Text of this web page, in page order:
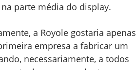
parte média do display.
a Royole gostaria apenas
empresa a fabricar um
necessariamente, a todos